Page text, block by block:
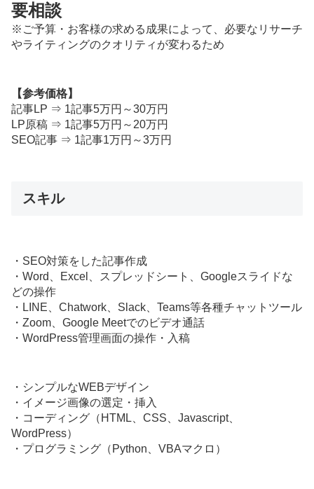
要相談
※ご予算・お客様の求める成果によって、必要なリサーチ
やライティングのクオリティが変わるため
【参考価格】
記事LP ⇒ 1記事5万円～30万円
LP原稿 ⇒ 1記事5万円～20万円
SEO記事 ⇒ 1記事1万円～3万円
スキル
・SEO対策をした記事作成
・Word、Excel、スプレッドシート、Googleスライドな
どの操作
・LINE、Chatwork、Slack、Teams等各種チャットツール
・Zoom、Google Meetでのビデオ通話
・WordPress管理画面の操作・入稿
・シンプルなWEBデザイン
・イメージ画像の選定・挿入
・コーディング（HTML、CSS、Javascript、
WordPress）
・プログラミング（Python、VBAマクロ）